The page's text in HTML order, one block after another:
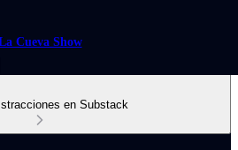
Cueva Show
en Substack